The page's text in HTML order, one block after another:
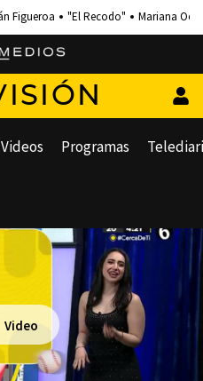
Figueroa "El Recodo" Mariana
Programas
Video